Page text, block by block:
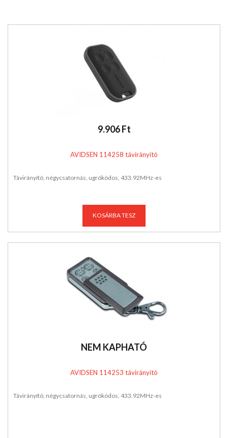
9.906 Ft
AVIDSEN 114258 távirányító
Távirányító, négycsatornás, ugrókódos, 433.92MHz-es
KOSÁRBA TESZ
NEM KAPHATÓ
AVIDSEN 114253 távirányító
Távirányító, négycsatornás, ugrókódos, 433.92MHz-es